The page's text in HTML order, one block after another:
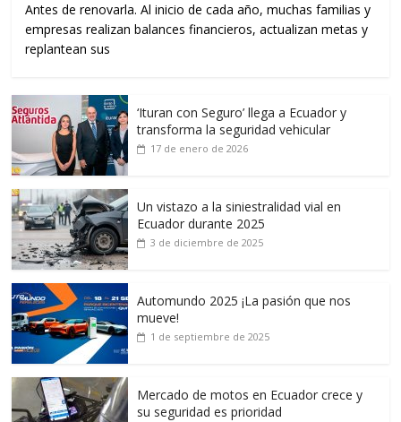
Antes de renovarla. Al inicio de cada año, muchas familias y
empresas realizan balances financieros, actualizan metas y
replantean sus
‘Ituran con Seguro’ llega a Ecuador y
transforma la seguridad vehicular
17 de enero de 2026
Un vistazo a la siniestralidad vial en
Ecuador durante 2025
3 de diciembre de 2025
Automundo 2025 ¡La pasión que nos
mueve!
1 de septiembre de 2025
Mercado de motos en Ecuador crece y
su seguridad es prioridad